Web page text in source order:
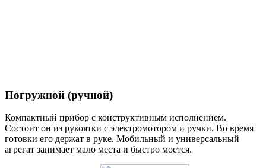
Погружной (ручной)
Компактный прибор с конструктивным исполнением.
Состоит он из рукоятки с электромотором и ручки. Во время
готовки его держат в руке. Мобильный и универсальный
агрегат занимает мало места и быстро моется.